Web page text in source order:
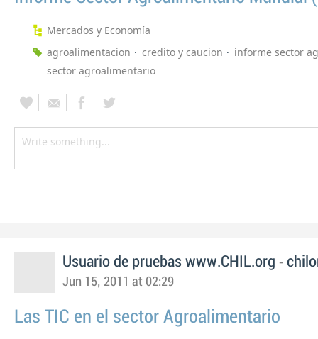
Mercados y Economía
agroalimentacion
credito y caucion
informe sector
sector agroalimentario
Usuario de pruebas www.CHIL.org -
Jun 15, 2011 at 02:29
Las TIC en el sector Agroalimentario